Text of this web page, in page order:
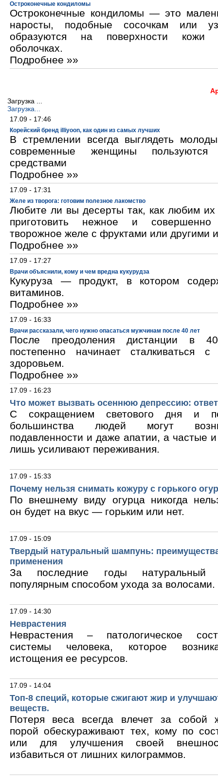
Остроконечные кондиломы
Остроконечные кондиломы — это
наросты, подобные сосочкам или
образуются на поверхности кожи
оболочках.
Подробнее »»
Загрузка ...
Загрузка...
17.09 - 17:46
Корейский бренд illiyoon, как один из самых лучших
В стремлении всегда выглядеть
современные женщины пользуются
средствами
Подробнее »»
17.09 - 17:31
Желе из творога: готовим полезное лакомство
Любите ли вы десерты так, как любим
приготовить нежное и
творожное желе с фруктами или другими
Подробнее »»
17.09 - 17:27
Врачи объяснили, кому и чем вредна кукурудза
Кукуруза — продукт, в котором
витаминов.
Подробнее »»
17.09 - 16:33
Врачи рассказали, чего нужно опасаться мужчинам после 40 лет
После преодоления дистанции в
постепенно начинает сталкиваться
здоровьем.
Подробнее »»
17.09 - 16:23
Что может вызвать осеннюю депрессию:
С сокращением светового дня и
большинства людей могут
подавленности и даже апатии, а частые
лишь усиливают переживания.
17.09 - 15:33
Почему нельзя снимать кожуру с горького
По внешнему виду огурца никогда
он будет на вкус — горьким или нет.
17.09 - 15:09
Твердый натуральный шампунь:
применения
За последние годы натуральный
популярным способом ухода за волосами.
17.09 - 14:30
Неврастения
Неврастения – патологическое
системы человека, которое
истощения ее ресурсов.
17.09 - 14:04
Топ-8 специй, которые сжигают жир и
веществ.
Потеря веса всегда влечет за собой
порой обескураживают тех, кому по
или для улучшения своей
избавиться от лишних килограммов.